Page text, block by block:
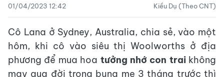
01/04/2023 12:42 Kiều Dụ (Theo CNT)
Cô Lana ở Sydney, Australia, chia sẻ, vào một
hôm, khi cô vào siêu thị Woolworths ở địa
phương để mua hoa tưởng nhớ con traikhông
may qua đời trong bụng mẹ 3 tháng trước thì